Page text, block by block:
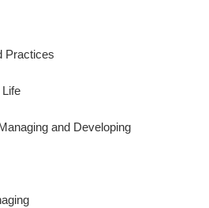
Practices
and Developing